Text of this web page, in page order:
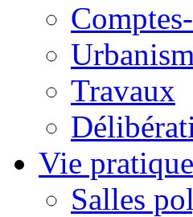
Travaux
Vie pratique
Salles